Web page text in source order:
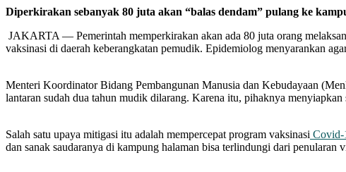
Diperkirakan sebanyak 80 juta akan “balas dendam” pulang ke
JAKARTA — Pemerintah memperkirakan akan ada 80 juta orang
vaksinasi di daerah keberangkatan pemudik. Epidemiolog menyarankan
Menteri Koordinator Bidang Pembangunan Manusia dan Kebudayaan
lantaran sudah dua tahun mudik dilarang. Karena itu, pihaknya
Salah satu upaya mitigasi itu adalah mempercepat program vaksinasi Covid-
dan sanak saudaranya di kampung halaman bisa terlindungi dari penularan